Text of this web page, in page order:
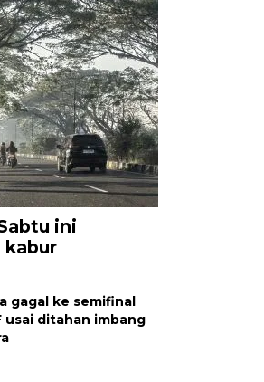
ini
kabur
gagal ke semifinal
usai ditahan imbang